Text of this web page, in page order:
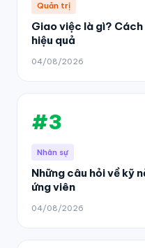
Quản trị
Giao việc là gì?
hiệu quả
04/08/2026
#3
Nhân sự
Những câu hỏi về kỹ
ứng viên
04/08/2026